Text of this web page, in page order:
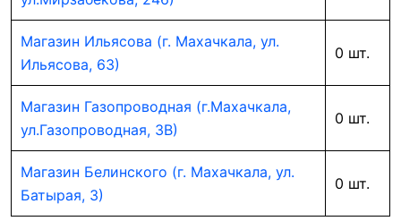
Магазин Ильясова (г. Махачкала, ул.
Ильясова, 63)
0 шт.
Магазин Газопроводная (г.Махачкала,
ул.Газопроводная, 3В)
0 шт.
Магазин Белинского (г. Махачкала, ул.
Батырая, 3)
0 шт.